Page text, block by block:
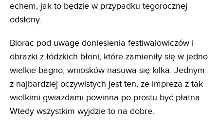
echem, jak to będzie w przypadku tegorocznej
odsłony.
Biorąc pod uwagę doniesienia festiwalowiczów i
obrazki z łódzkich błoni, które zamieniły się w jedno
wielkie bagno, wniosków nasuwa się kilka. Jednym
z najbardziej oczywistych jest ten, że impreza z tak
wielkimi gwiazdami powinna po prostu być płatna.
Wtedy wszystkim wyjdzie to na dobre.